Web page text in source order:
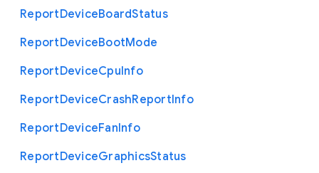
ReportDeviceBoardStatus
ReportDeviceBootMode
ReportDeviceCpuInfo
ReportDeviceCrashReportInfo
ReportDeviceFanInfo
ReportDeviceGraphicsStatus